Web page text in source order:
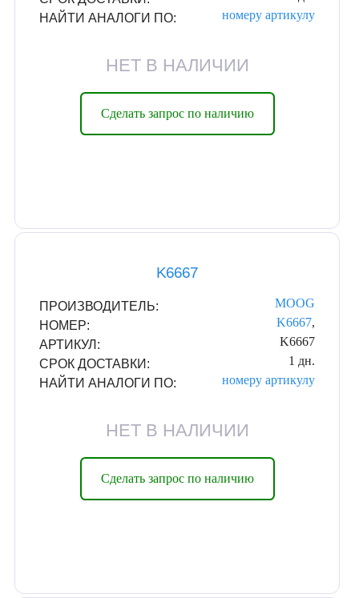
НАЙТИ АНАЛОГИ ПО:
номеру артикулу
НЕТ В НАЛИЧИИ
Сделать запрос по наличию
K6667
ПРОИЗВОДИТЕЛЬ:
MOOG
НОМЕР:
K6667,
АРТИКУЛ:
K6667
СРОК ДОСТАВКИ:
1 дн.
НАЙТИ АНАЛОГИ ПО:
номеру артикулу
НЕТ В НАЛИЧИИ
Сделать запрос по наличию